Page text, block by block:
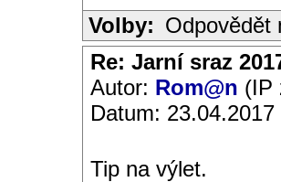
Volby: Odpovědět
Re: Jarní sraz
Autor: Rom@n (IP
Datum: 23.04.2017
Tip na výlet.